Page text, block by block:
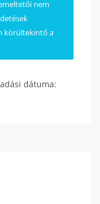
nem
körültekintő a
dátuma: